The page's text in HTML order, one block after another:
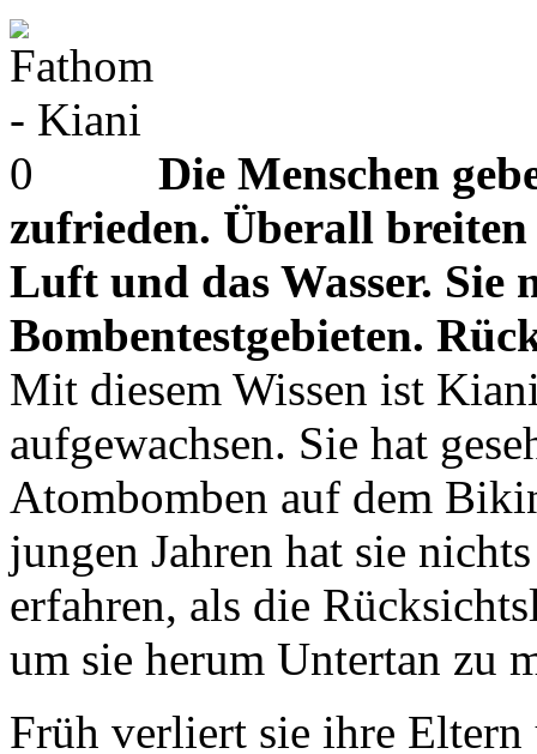
Die Menschen
zufrieden. Überall breiten
Luft und das Wasser. Sie
Bombentestgebieten.
Mit diesem Wissen ist
aufgewachsen. Sie hat
Atombomben auf dem
jungen Jahren hat sie
erfahren, als die
um sie herum Untertan zu
Früh verliert sie ihre